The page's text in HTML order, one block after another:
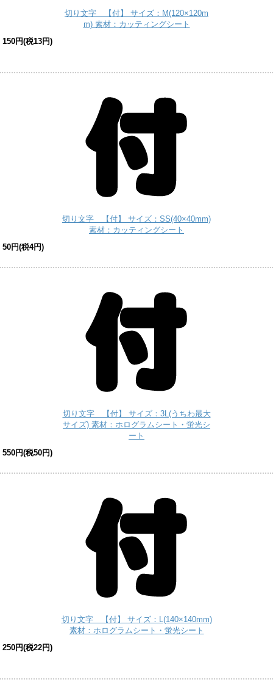
切り文字 【付】 サイズ：M(120×120m
m) 素材：カッティングシート
150円(税13円)
切り文字 【付】 サイズ：SS(40×40mm)
素材：カッティングシート
50円(税4円)
切り文字 【付】 サイズ：3L(うちわ最大
サイズ) 素材：ホログラムシート・蛍光シ
ート
550円(税50円)
切り文字 【付】 サイズ：L(140×140mm)
素材：ホログラムシート・蛍光シート
250円(税22円)